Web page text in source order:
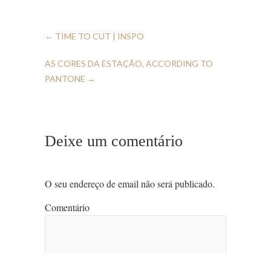
← TIME TO CUT | INSPO
AS CORES DA ESTAÇÃO, ACCORDING TO
PANTONE →
Deixe um comentário
O seu endereço de email não será publicado.
Comentário